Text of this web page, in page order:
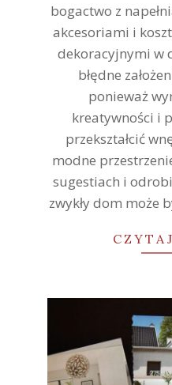
bogactwo z
akcesoriami i
dekoracyjnymi w
błędne
ponieważ
kreatywności i
przekształcić
modne
sugestiach i
zwykły dom może